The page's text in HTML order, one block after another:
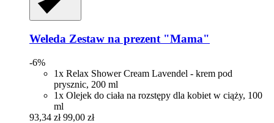
Weleda Zestaw na prezent "Mama"
-6%
1x Relax Shower Cream Lavendel - krem pod
prysznic, 200 ml
1x Olejek do ciała na rozstępy dla kobiet w ciąży, 100
ml
93,34 zł 99,00 zł